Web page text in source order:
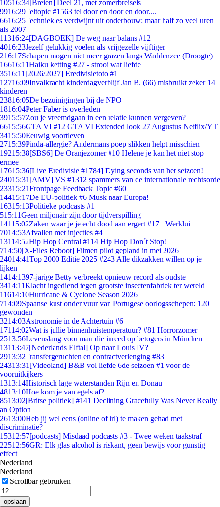
10516:34[Breien] Deel 21, met zomerbreisels
9916:29Teltopic #1563 tel door en door en door....
6616:25Techniekles verdwijnt uit onderbouw: maar half zo veel uren
als 2007
11316:24[DAGBOEK] De weg naar balans #12
4016:23Jezelf gelukkig voelen als vrijgezelle vijftiger
216:17Schapen mogen niet meer grazen langs Waddenzee (Droogte)
16616:11Haiku ketting #27 - strooi wat liefde
3516:11 [2026/2027] Eredivisietoto #1
12716:09Invalkracht kinderdagverblijf Jan B. (66) misbruikt zeker 14
kinderen
23816:05De bezuinigingen bij de NPO
1816:04Peter Faber is overleden
3915:57Zou je vreemdgaan in een relatie kunnen vergeven?
6615:56GTA VI #12 GTA VI Extended look 27 Augustus Netflix/YT
3415:50Eeuwig voortleven
2715:39Pinda-allergie? Andermans poep slikken helpt misschien
19215:38[SBS6] De Oranjezomer #10 Helene je kan het niet stop
ermee
17615:36[Live Eredivisie #1784] Dying seconds van het seizoen!
24015:31 [AMV] VS #1312 spammers van de internationale rechtsorde
23315:21Frontpage Feedback Topic #60
14415:17De EU-politiek #6 Musk naar Europa!
16315:13Politieke podcasts #1
515:11Geen miljonair zijn door tijdverspilling
14115:02Zaken waar je je echt dood aan ergert #17 - Werklui
7014:53Afvallen met injecties #4
13114:52Hip Hop Central #114 Hip Hop Don´t Stop!
714:50[X-Files Reboot] Filmen pilot gepland in mei 2026
24014:41Top 2000 Editie 2025 #243 Alle dikzakken willen op je
lijken
1414:1397-jarige Betty verbreekt opnieuw record als oudste
3414:11Klacht ingediend tegen grootste insectenfabriek ter wereld
11614:10Hurricane & Cyclone Season 2026
714:09Spaanse kust onder vuur van Portugese oorlogsschepen: 120
gewonden
3214:03Astronomie in de Achtertuin #6
17114:02Wat is jullie binnenhuistemperatuur? #81 Horrorzomer
2513:56Levenslang voor man die inreed op betogers in München
13113:47[Nederlands Elftal] Op naar Louis IV?
2913:32Transfergeruchten en contractverlenging #83
24313:31 [Videoland] B&B vol liefde 6de seizoen #1 voor de
vooruitkijkers
1313:14Historisch lage waterstanden Rijn en Donau
4813:10Hoe kom je van egels af?
8513:02[Britse politiek] #141 Declining Gracefully Was Never Really
an Option
2613:00Heb jij wel eens (online of irl) te maken gehad met
discriminatie?
15312:57[podcasts] Misdaad podcasts #3 - Twee weken taakstraf
22512:56GR: Elk glas alcohol is riskant, geen bewijs voor gunstig
effect
Nederland
Nederland
Scrollbar gebruiken
opslaan